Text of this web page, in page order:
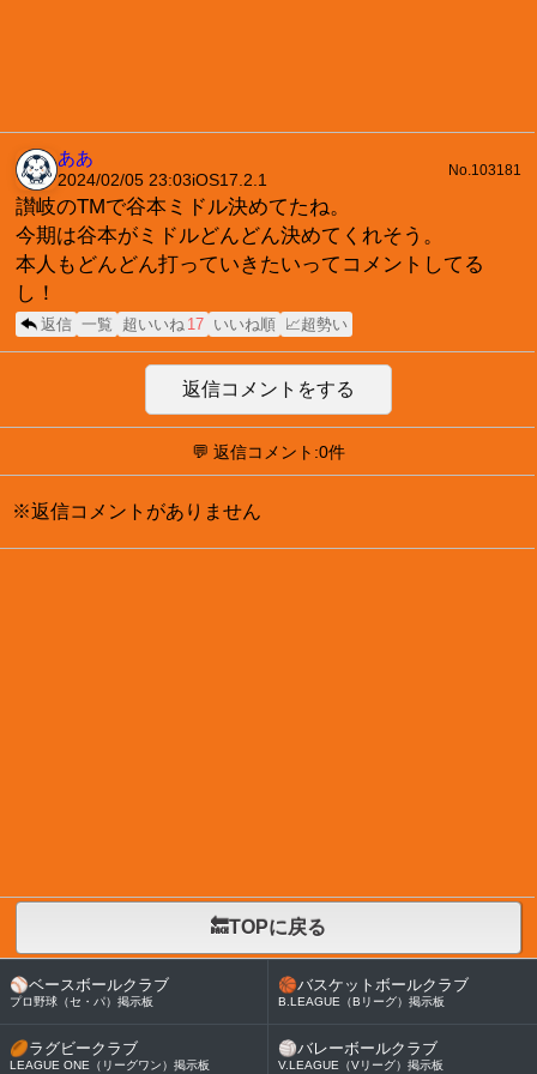
ああ
2024/02/05 23:03iOS17.2.1
No.103181
讃岐のTMで谷本ミドル決めてたね。
今期は谷本がミドルどんどん決めてくれそう。
本人もどんどん打っていきたいってコメントしてる
し！
返信 一覧 超いいね 17 いいね順 📈超勢い
返信コメントをする
💬 返信コメント:0件
※返信コメントがありません
🔙TOPに戻る
⚾ベースボールクラブ
プロ野球（セ・パ）掲示板
🏀バスケットボールクラブ
B.LEAGUE（Bリーグ）掲示板
🏉ラグビークラブ
LEAGUE ONE（リーグワン）掲示板
🏐バレーボールクラブ
V.LEAGUE（Vリーグ）掲示板